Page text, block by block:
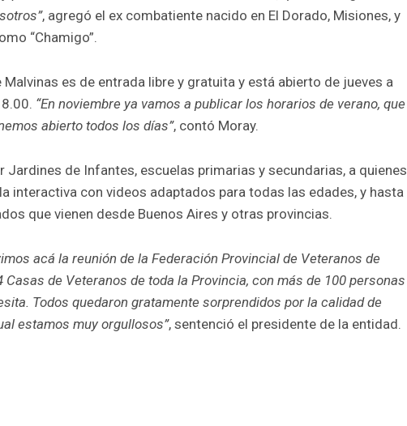
, agregó el ex combatiente nacido en El Dorado, Misiones, y
“Chamigo”.
Malvinas es de entrada libre y gratuita y está abierto de jueves a
“En noviembre ya vamos a publicar los horarios de verano, que
abierto todos los días”, contó Moray.
Jardines de Infantes, escuelas primarias y secundarias, a quienes
interactiva con videos adaptados para todas las edades, y hasta
que vienen desde Buenos Aires y otras provincias.
acá la reunión de la Federación Provincial de Veteranos de
Casas de Veteranos de toda la Provincia, con más de 100 personas
Todos quedaron gratamente sorprendidos por la calidad de
estamos muy orgullosos”, sentenció el presidente de la entidad.